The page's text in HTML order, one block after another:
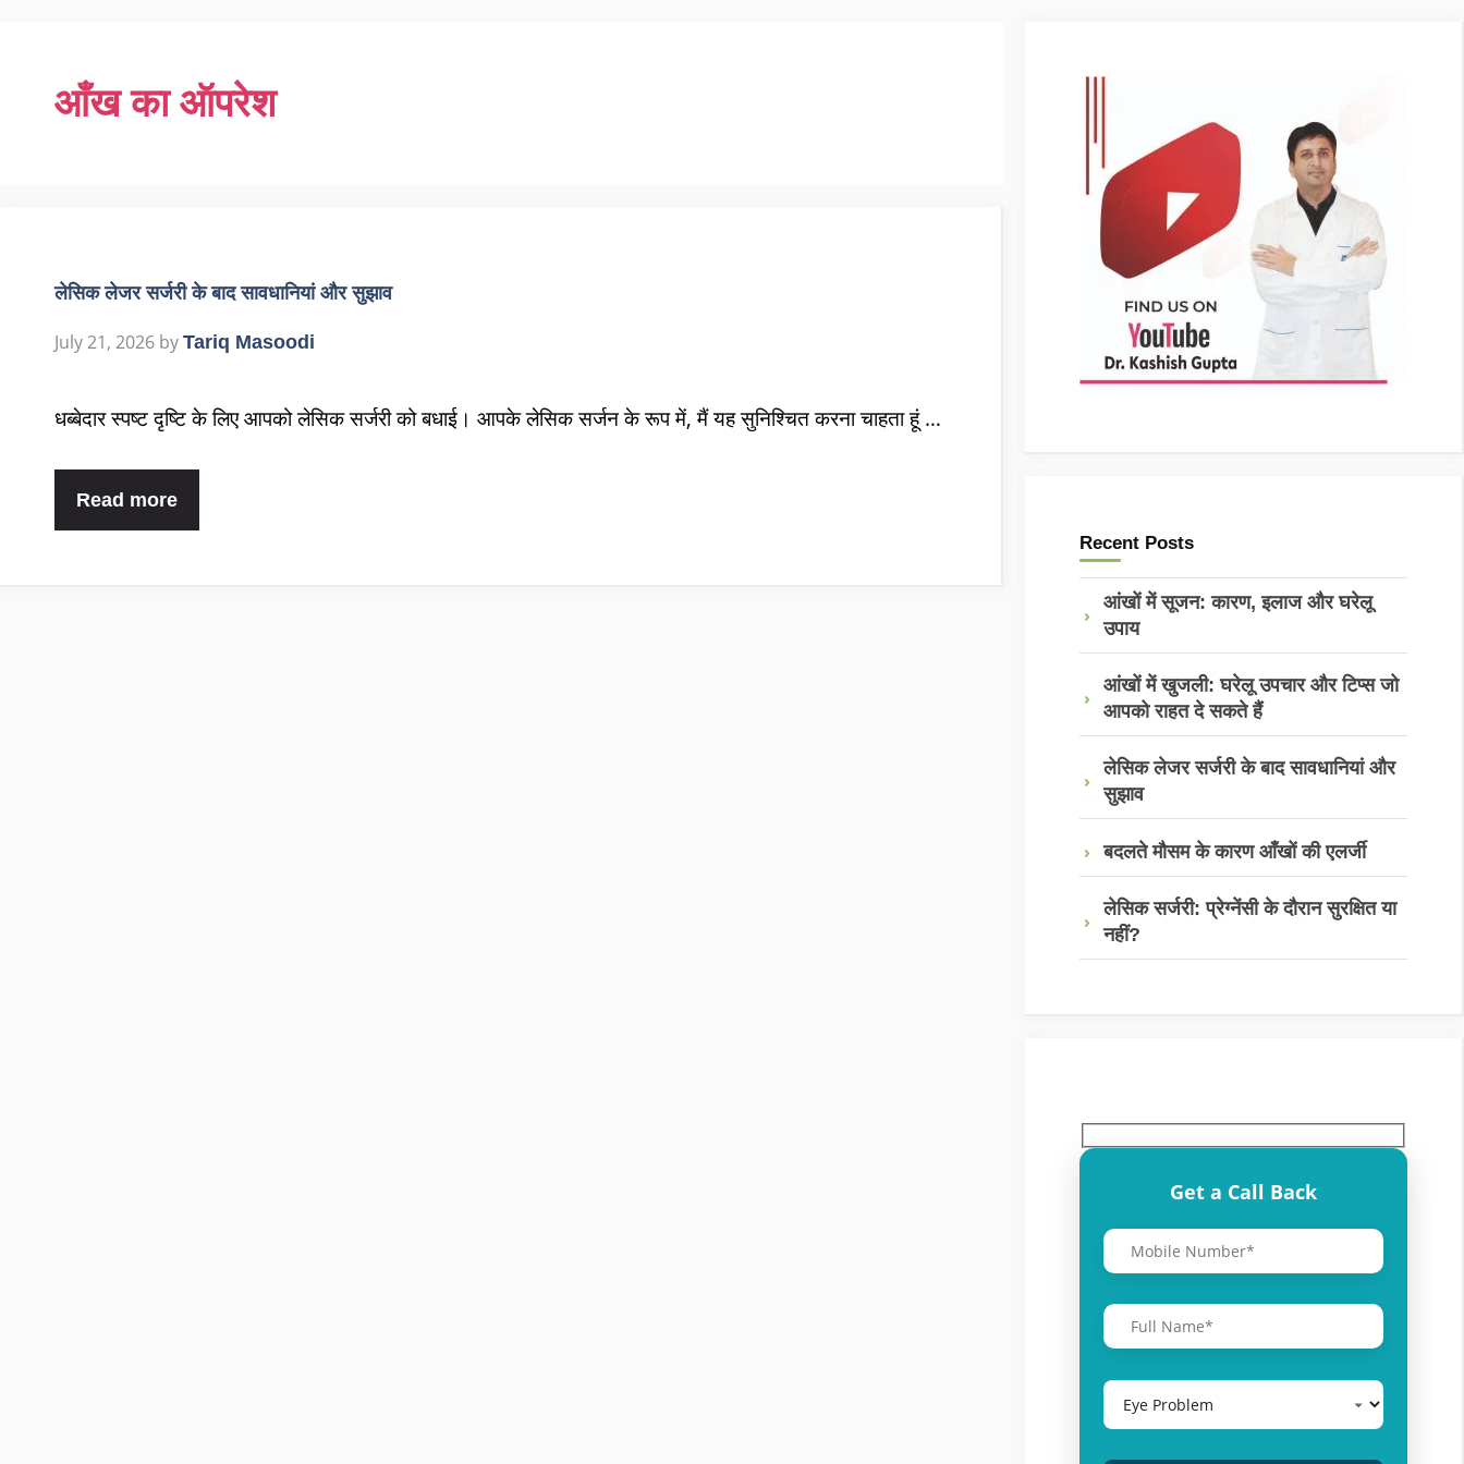
आँख का ऑपरेश
लेसिक लेजर सर्जरी के बाद सावधानियां और सुझाव
July 21, 2026 by Tariq Masoodi
धब्बेदार स्पष्ट दृष्टि के लिए आपको लेसिक सर्जरी को बधाई। आपके लेसिक सर्जन के रूप में, मैं यह सुनिश्चित करना चाहता हूं …
Read more
Recent Posts
आंखों में सूजन: कारण, इलाज और घरेलू
उपाय
आंखों में खुजली: घरेलू उपचार और टिप्स जो
आपको राहत दे सकते हैं
लेसिक लेजर सर्जरी के बाद सावधानियां और
सुझाव
बदलते मौसम के कारण आँखों की एलर्जी
लेसिक सर्जरी: प्रेग्नेंसी के दौरान सुरक्षित या
नहीं?
Get a Call Back